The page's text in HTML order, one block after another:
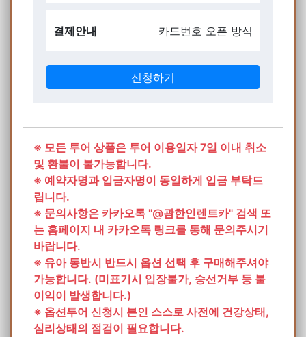
결제안내 카드번호 오픈 방식
※ 모든 투어 상품은 투어 이용일자 7일 이내 취소
및 환불이 불가능합니다.
※ 예약자명과 입금자명이 동일하게 입금 부탁드
립니다.
※ 문의사항은 카카오톡 "@괌한인렌트카" 검색 또
는 홈페이지 내 카카오톡 링크를 통해 문의주시기
바랍니다.
※ 유아 동반시 반드시 옵션 선택 후 구매해주셔야
가능합니다. (미표기시 입장불가, 승선거부 등 불
이익이 발생합니다.)
※ 옵션투어 신청시 본인 스스로 사전에 건강상태,
심리상태의 점검이 필요합니다.